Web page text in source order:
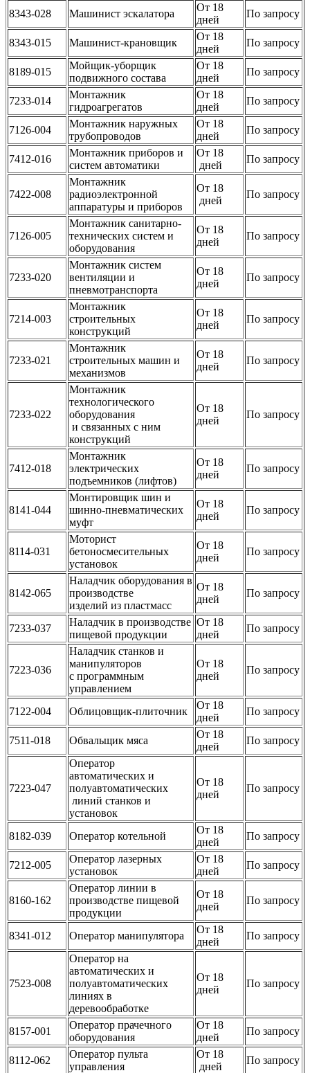
8343-028 Машинист эскалатора
От 18
дней
По запросу
8343-015 Машинист-крановщик
От 18
дней
По запросу
8189-015
Мойщик-уборщик
подвижного состава
От 18
дней
По запросу
7233-014
Монтажник
гидроагрегатов
От 18
дней
По запросу
7126-004
Монтажник наружных
трубопроводов
От 18
дней
По запросу
7412-016
Монтажник приборов и
систем автоматики
От 18
дней
По запросу
7422-008
Монтажник
радиоэлектронной
аппаратуры и приборов
От 18
дней
По запросу
7126-005
Монтажник санитарно-
технических систем и
оборудования
От 18
дней
По запросу
7233-020
Монтажник систем
вентиляции и
пневмотранспорта
От 18
дней
По запросу
7214-003
Монтажник
строительных
конструкций
От 18
дней
По запросу
7233-021
Монтажник
строительных машин и
механизмов
От 18
дней
По запросу
7233-022
Монтажник
технологического
оборудования
и связанных с ним
конструкций
От 18
дней
По запросу
7412-018
Монтажник
электрических
подъемников (лифтов)
От 18
дней
По запросу
8141-044
Монтировщик шин и
шинно-пневматических
муфт
От 18
дней
По запросу
8114-031
Моторист
бетоносмесительных
установок
От 18
дней
По запросу
8142-065
Наладчик оборудования в
производстве
изделий из пластмасс
От 18
дней
По запросу
7233-037
Наладчик в производстве
пищевой продукции
От 18
дней
По запросу
7223-036
Наладчик станков и
манипуляторов
с программным
управлением
От 18
дней
По запросу
7122-004 Облицовщик-плиточник
От 18
дней
По запросу
7511-018 Обвальщик мяса
От 18
дней
По запросу
7223-047
Оператор
автоматических и
полуавтоматических
линий станков и
установок
От 18
дней
По запросу
8182-039 Оператор котельной
От 18
дней
По запросу
7212-005
Оператор лазерных
установок
От 18
дней
По запросу
8160-162
Оператор линии в
производстве пищевой
продукции
От 18
дней
По запросу
8341-012 Оператор манипулятора
От 18
дней
По запросу
7523-008
Оператор на
автоматических и
полуавтоматических
линиях в
деревообработке
От 18
дней
По запросу
8157-001
Оператор прачечного
оборудования
От 18
дней
По запросу
8112-062
Оператор пульта
управления
От 18
дней
По запросу